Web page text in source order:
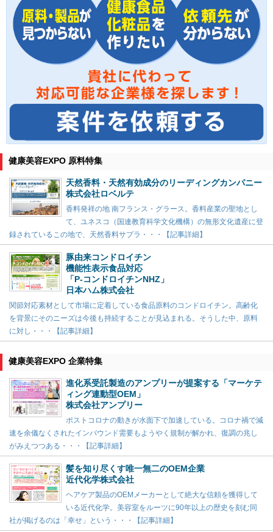
健康美容EXPO 原料特集
天然香料・天然有効成分のリーディングカンパニー
株式会社ロベルテ
香料発祥の地 南フランス・グラース。香料産業の聖地とし
て、ユネスコ（国連教育科学文化機構）の無形文化遺産に登
録されているこの地で、天然香料サプラ・・・【記事詳細】
豚由来コンドロイチン
機能性表示食品対応
「P-コンドロイチンNHZ」
日本ハム株式会社
関節対応素材として市場に定着している食品原料のコンドロイチン。高齢化
を背景にそのニーズは今後も持続することが見込まれる。そうした中、原料
に対し・・・【記事詳細】
健康美容EXPO 企業特集
進化系受託製造のアンプリーが提案する「マーケテ
ィング連動型OEM」
株式会社アンプリー
ポストコロナの動きが水面下で加速している。コロナ禍で減
速を余儀なくされたインバウンド需要もようやく規制が解かれ、復調の兆し
がみえつつある・・・【記事詳細】
髪を知り尽くす唯一無二のOEM企業
近代化学株式会社
ヘアケア製品のOEMメーカーとして絶大な信頼を獲得して
いる近代化学。美容室をルーツに90年以上の歴史を刻む同
社が掲げるのは「幸せ」という・・・【記事詳細】